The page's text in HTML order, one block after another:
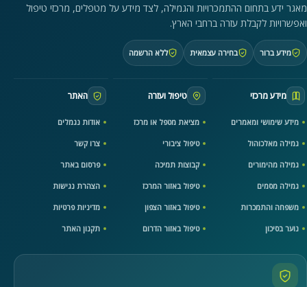
מאגר ידע בתחום ההתמכרויות והגמילה, לצד מידע על מטפלים, מרכזי טיפול
ואפשרויות לקבלת עזרה ברחבי הארץ.
מידע ברור בחירה עצמאית ללא הרשמה
מידע מרכזי
מידע שימושי ומאמרים
גמילה מאלכוהול
גמילה מהימורים
גמילה מסמים
משפחה והתמכרות
נוער בסיכון
טיפול ועזרה
מציאת מטפל או מרכז
טיפול ציבורי
קבוצות תמיכה
טיפול באזור המרכז
טיפול באזור הצפון
טיפול באזור הדרום
האתר
אודות נגמלים
צרו קשר
פרסום באתר
הצהרת נגישות
מדיניות פרטיות
תקנון האתר